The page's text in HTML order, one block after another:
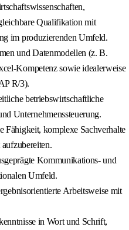
Qualifikation mit
im produzierenden Umfeld.
und Datenmodellen (z. B.
Kompetenz sowie idealerweise
R/3).
betriebswirtschaftliche
Unternehmenssteuerung.
Fähigkeit, komplexe Sachverhalte
Kommunikations- und
Umfeld.
Arbeitsweise mit
in Wort und Schrift,